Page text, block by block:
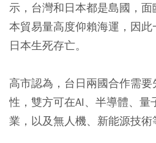
示，台灣和日本都是島國，
本貿易量高度仰賴海運，因
日本生死存亡。
高市認為，台日兩國合作需
性，雙方可在AI、半導體、量
業，以及無人機、新能源技術